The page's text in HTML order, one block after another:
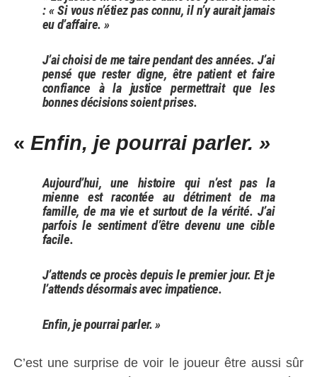
: « Si vous n’étiez pas connu, il n’y aurait jamais
eu d’affaire. »
J’ai choisi de me taire pendant des années. J’ai
pensé que rester digne, être patient et faire
confiance à la justice permettrait que les
bonnes décisions soient prises.
« Enfin, je pourrai parler. »
Aujourd’hui, une histoire qui n’est pas la
mienne est racontée au détriment de ma
famille, de ma vie et surtout de la vérité. J’ai
parfois le sentiment d’être devenu une cible
facile.
J’attends ce procès depuis le premier jour. Et je
l’attends désormais avec impatience.
Enfin, je pourrai parler. »
C’est une surprise de voir le joueur être aussi sûr